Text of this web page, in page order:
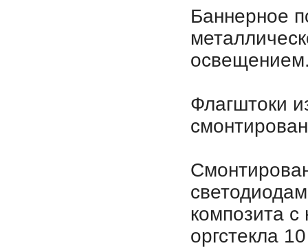
Баннерное
Флагштоки
композита
оргстекла